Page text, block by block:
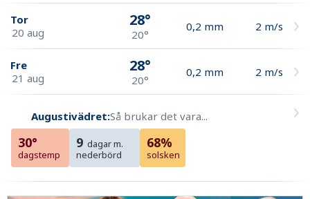
Tor
20 aug
28°
20°
0,2 mm 2 m/s
Fre
21 aug
28°
20°
0,2 mm 2 m/s
Augustivädret:Så brukar det vara...
30°
dagstemp
9 dagar m.
nederbörd
68%
solsken